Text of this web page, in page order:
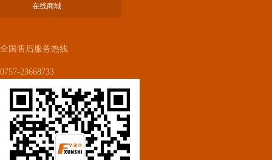
在线商城
全国售后服务热线
0757-23668733